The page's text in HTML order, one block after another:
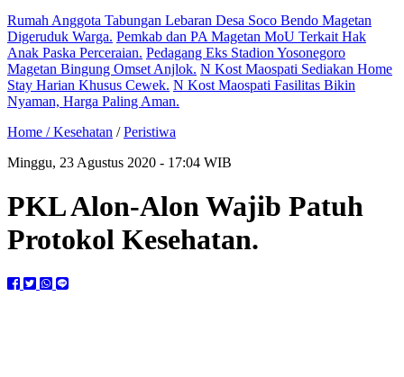
Rumah Anggota Tabungan Lebaran Desa Soco Bendo Magetan
Digeruduk Warga. Pemkab dan PA Magetan MoU Terkait Hak
Anak Paska Perceraian. Pedagang Eks Stadion Yosonegoro
Magetan Bingung Omset Anjlok. N Kost Maospati Sediakan Home
Stay Harian Khusus Cewek. N Kost Maospati Fasilitas Bikin
Nyaman, Harga Paling Aman.
Home /Kesehatan /Peristiwa
Minggu, 23 Agustus 2020 - 17:04 WIB
PKL Alon-Alon Wajib Patuh
Protokol Kesehatan.